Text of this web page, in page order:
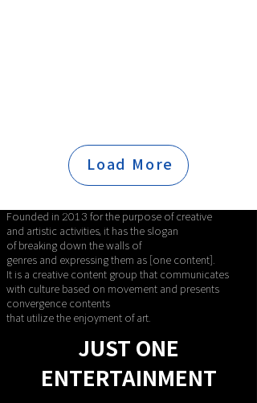
Load More
Founded in 2013 for the purpose of creative
and artistic activities, it has the slogan
ofbreaking down the walls of
genres and expressing them as [one content].
It is a creative content group that communicates
with culture based on movement and presents
convergence contents
that utilize the enjoyment of art.
JUST ONE
ENTERTAINMENT